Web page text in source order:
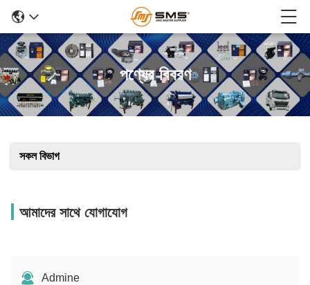
পণ্যের বিবরণ
সকল বিভাগ
আমাদের সাথে যোগাযোগ
Admine